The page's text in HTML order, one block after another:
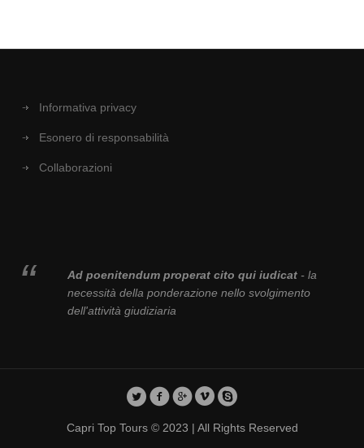
Informativa privacy
Esonero di responsabilità
Collaborazioni
Ad poenitendum properat cito qui iudicat- la
necessità della ponderazione nello svolgimento
dell'attività giudiziaria
Capri Top Tours © 2023 | All Rights Reserved